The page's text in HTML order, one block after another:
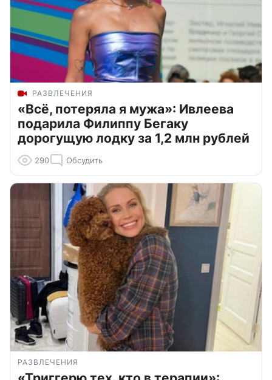
РАЗВЛЕЧЕНИЯ
«Всё, потеряла я мужа»: Ивлеева
подарила Филиппу Бегаку
дорогущую лодку за 1,2 млн рублей
290 Обсудить
РАЗВЛЕЧЕНИЯ